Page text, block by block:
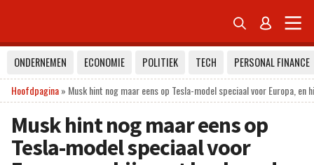
 
ONDERNEMEN ECONOMIE POLITIEK TECH
PERSONAL FINANCE
Hoofdpagina» Musk hint nog maar eens op Tesla-model speciaal voor Europa, en
Musk hint nog maar eens op
Tesla-model speciaal voor